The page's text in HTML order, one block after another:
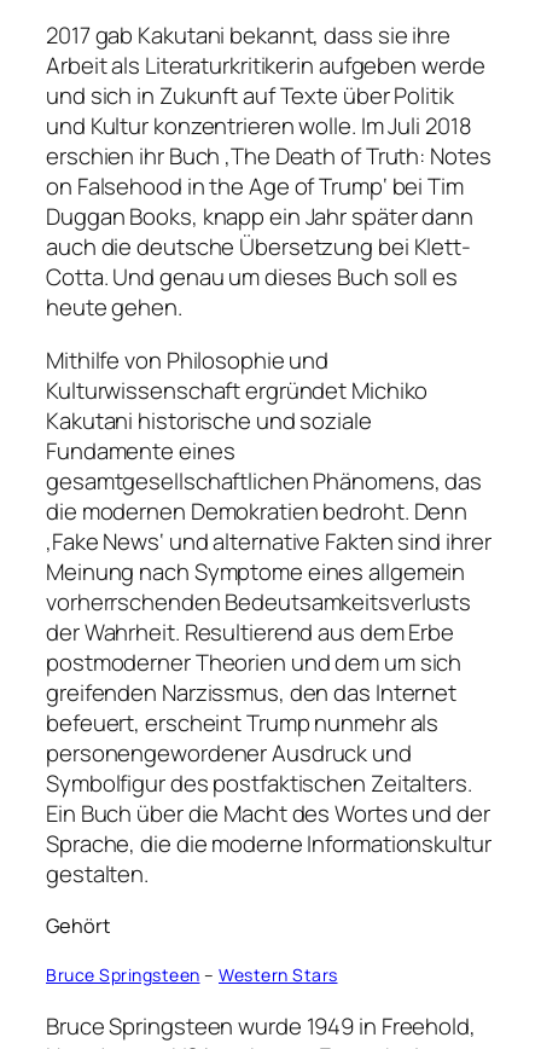
2017 gab Kakutani bekannt, dass sie ihre
Arbeit als Literaturkritikerin aufgeben werde
und sich in Zukunft auf Texte über Politik
und Kultur konzentrieren wolle. Im Juli 2018
erschien ihr Buch ‚The Death of Truth: Notes
on Falsehood in the Age of Trump‘ bei Tim
Duggan Books, knapp ein Jahr später dann
auch die deutsche Übersetzung bei Klett-
Cotta. Und genau um dieses Buch soll es
heute gehen.
Mithilfe von Philosophie und
Kulturwissenschaft ergründet Michiko
Kakutani historische und soziale
Fundamente eines
gesamtgesellschaftlichen Phänomens, das
die modernen Demokratien bedroht. Denn
‚Fake News‘ und alternative Fakten sind ihrer
Meinung nach Symptome eines allgemein
vorherrschenden Bedeutsamkeitsverlusts
der Wahrheit. Resultierend aus dem Erbe
postmoderner Theorien und dem um sich
greifenden Narzissmus, den das Internet
befeuert, erscheint Trump nunmehr als
personengewordener Ausdruck und
Symbolfigur des postfaktischen Zeitalters.
Ein Buch über die Macht des Wortes und der
Sprache, die die moderne Informationskultur
gestalten.
Gehört
Bruce Springsteen – Western Stars
Bruce Springsteen wurde 1949 in Freehold,